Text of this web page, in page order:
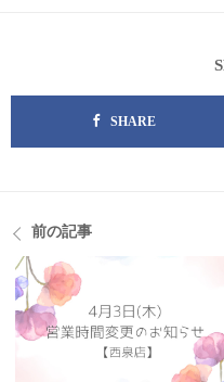
SHARE
前の記事